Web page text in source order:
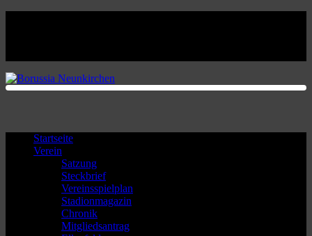
Startseite
Verein
Satzung
Steckbrief
Vereinsspielplan
Stadionmagazin
Chronik
Mitgliedsantrag